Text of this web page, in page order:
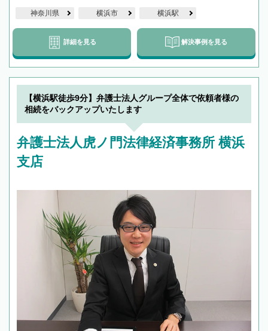
神奈川県 横浜市 横浜駅
詳細を見る 解決事例を見る
【横浜駅徒歩9分】弁護士法人グループ全体で依頼者様の
相続をバックアップいたします
弁護士法人虎ノ門法律経済事務所 横浜
支店